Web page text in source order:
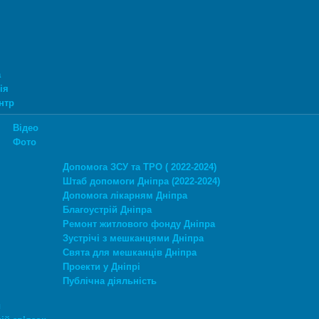
Відео
Фото
Допомога ЗСУ та ТРО ( 2022-2024)
Штаб допомоги Дніпра (2022-2024)
Допомога лікарням Дніпра
Благоустрій Дніпра
Ремонт житлового фонду Дніпра
Зустрічі з мешканцями Дніпра
Свята для мешканців Дніпра
Проекти у Дніпрі
Публічна діяльність